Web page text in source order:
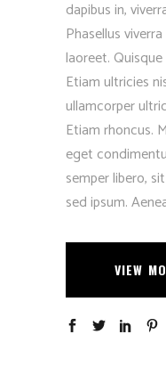
dapibus in,
Phasellus
laoreet.
Etiam ultricies
ullamcorper
Etiam rhoncus.
eget
semper libero,
sed ipsum.
VIEW